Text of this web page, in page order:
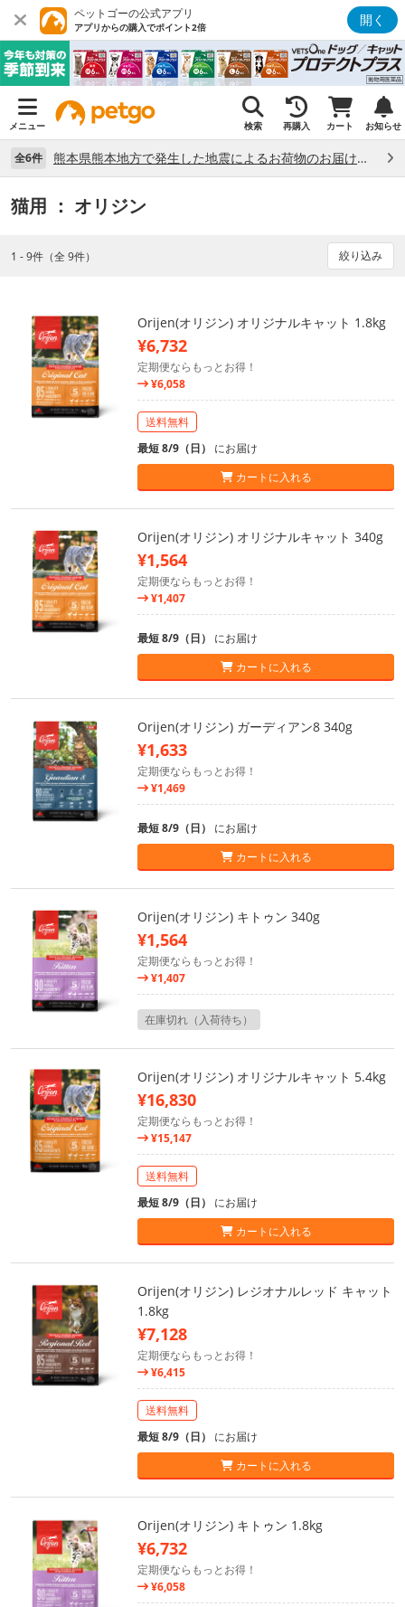
ペットゴーの公式アプリ
アプリからの購入でポイント2倍 開く
メニュー 検索 再購入 カート お知らせ
全6件 熊本県熊本地方で発生した地震によるお荷物のお届け状況について （7/28）
猫用 ： オリジン
1 - 9件（全 9件） 絞り込み
Orijen(オリジン) オリジナルキャット 1.8kg
¥6,732
定期便ならもっとお得！
¥6,058
送料無料
最短 8/9（日） にお届け
カートに入れる
Orijen(オリジン) オリジナルキャット 340g
¥1,564
定期便ならもっとお得！
¥1,407
最短 8/9（日） にお届け
カートに入れる
Orijen(オリジン) ガーディアン8 340g
¥1,633
定期便ならもっとお得！
¥1,469
最短 8/9（日） にお届け
カートに入れる
Orijen(オリジン) キトゥン 340g
¥1,564
定期便ならもっとお得！
¥1,407
在庫切れ（入荷待ち）
Orijen(オリジン) オリジナルキャット 5.4kg
¥16,830
定期便ならもっとお得！
¥15,147
送料無料
最短 8/9（日） にお届け
カートに入れる
Orijen(オリジン) レジオナルレッド キャット
1.8kg
¥7,128
定期便ならもっとお得！
¥6,415
送料無料
最短 8/9（日） にお届け
カートに入れる
Orijen(オリジン) キトゥン 1.8kg
¥6,732
定期便ならもっとお得！
¥6,058